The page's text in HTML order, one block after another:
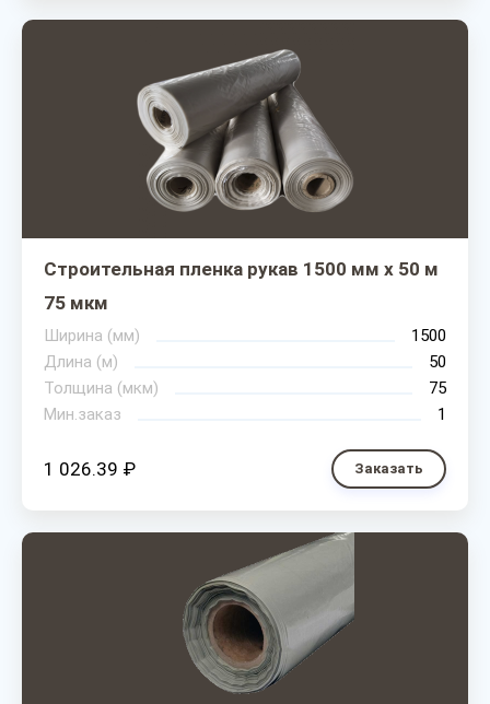
Строительная пленка рукав 1500 мм х 50 м
75 мкм
Ширина (мм)
1500
Длина (м)
50
Толщина (мкм)
75
Мин.заказ
1
1 026.39 ₽ Заказать